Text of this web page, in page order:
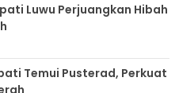
Luwu Perjuangkan Hibah
Temui Pusterad, Perkuat